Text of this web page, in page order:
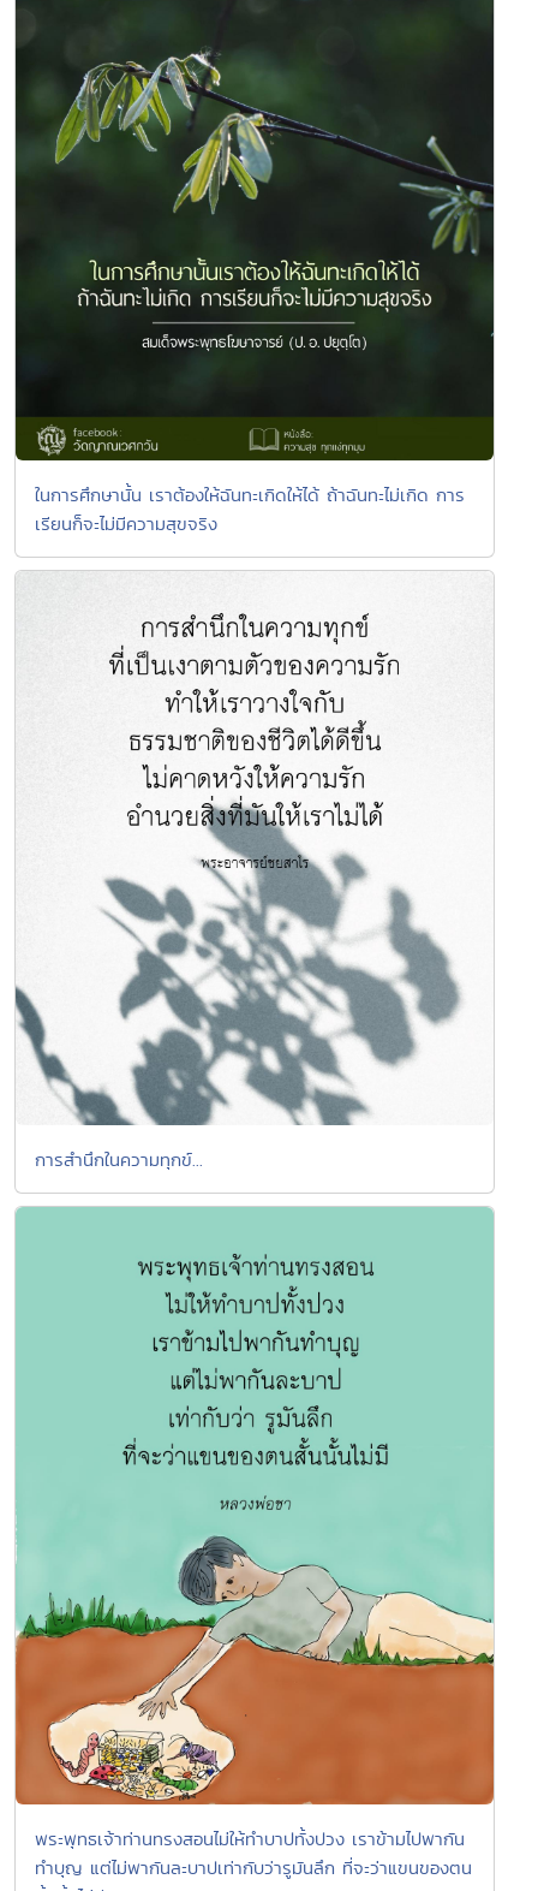
ในการศึกษานั้น เราต้องให้ฉันทะเกิดให้ได้ ถ้าฉันทะไม่เกิด การ
เรียนก็จะไม่มีความสุขจริง
การสำนึกในความทุกข์...
พระพุทธเจ้าท่านทรงสอนไม่ให้ทำบาปทั้งปวง เราข้ามไปพากัน
ทำบุญ แต่ไม่พากันละบาปเท่ากับว่ารูมันลึก ที่จะว่าแขนของตน